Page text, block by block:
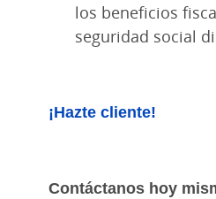
los beneficios
seguridad social
¡Hazte cliente!
Contáctanos hoy